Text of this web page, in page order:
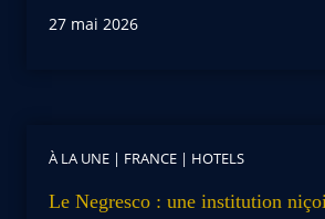
27 mai 2026
À LA UNE | FRANCE | HOTELS
Le Negresco : une institution